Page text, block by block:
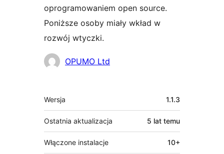
oprogramowaniem open source.
Poniższe osoby miały wkład w
rozwój wtyczki.
Zaangażowani
OPUMO Ltd
Meta
Wersja 1.1.3
Ostatnia aktualizacja 5 lat temu
Włączone instalacje 10+